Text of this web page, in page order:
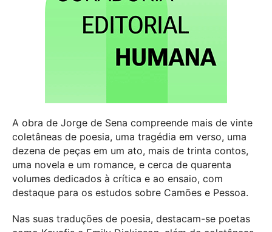
A obra de Jorge de Sena compreende mais de vinte
coletâneas de poesia, uma tragédia em verso, uma
dezena de peças em um ato, mais de trinta contos,
uma novela e um romance, e cerca de quarenta
volumes dedicados à crítica e ao ensaio, com
destaque para os estudos sobre Camões e Pessoa.
Nas suas traduções de poesia, destacam-se poetas